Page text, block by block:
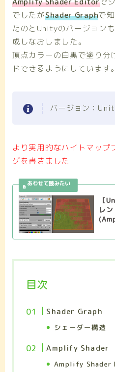
でしたがShader Graphで
たのとUnityのバージョン
成しなおしました。
頂点カラーの白黒で塗り分
ドできるようにしています。
バージョン：
より実用的なハイトマップ
グを書きました
【
レ
目次
Shader Graph
シェーダー構造
Amplify Shader
Amplify Shader